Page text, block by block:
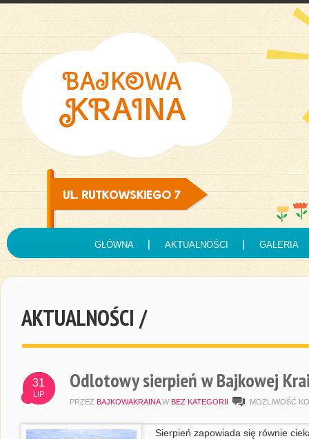
GŁÓWNA AKTUALNOŚCI GALERIA
AKTUALNOŚCI /
31
LIP
Odlotowy sierpień w Bajkowej
PRZEZ BAJKOWAKRAINA W BEZ KATEGORII MOŻLIWOŚĆ
Sierpień zapowiada się równie